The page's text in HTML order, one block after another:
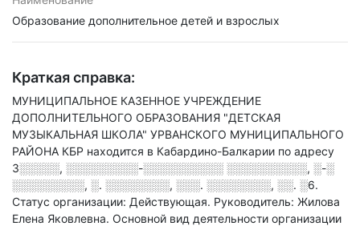
Образование дополнительное детей и взрослых
Краткая справка:
МУНИЦИПАЛЬНОЕ КАЗЕННОЕ УЧРЕЖДЕНИЕ
ДОПОЛНИТЕЛЬНОГО ОБРАЗОВАНИЯ "ДЕТСКАЯ
МУЗЫКАЛЬНАЯ ШКОЛА" УРВАНСКОГО МУНИЦИПАЛЬНОГО
РАЙОНА КБР находится в Кабардино-Балкарии по адресу
3░░░░░, ░░░░░░░░░-░░░░░░░░░░ ░░░░░░░░░░, ░-░
░░░░░░░░░, ░. ░░░░░░░░, ░░░. ░░░░░░░░, ░░. ░6.
Статус организации: Действующая. Руководитель: Жилова
Елена Яковлевна. Основной вид деятельности организации